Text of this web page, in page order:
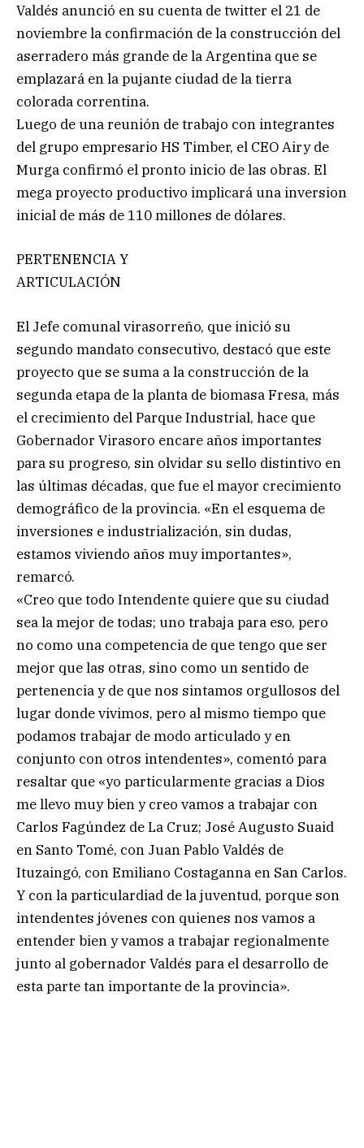
Valdés anunció en su cuenta de twitter el 21 de
noviembre la confirmación de la construcción del
aserradero más grande de la Argentina que se
emplazará en la pujante ciudad de la tierra
colorada correntina.
Luego de una reunión de trabajo con integrantes
del grupo empresario HS Timber, el CEO Airy de
Murga confirmó el pronto inicio de las obras. El
mega proyecto productivo implicará una inversion
inicial de más de 110 millones de dólares.
PERTENENCIA Y
ARTICULACIÓN
El Jefe comunal virasorreño, que inició su
segundo mandato consecutivo, destacó que este
proyecto que se suma a la construcción de la
segunda etapa de la planta de biomasa Fresa, más
el crecimiento del Parque Industrial, hace que
Gobernador Virasoro encare años importantes
para su progreso, sin olvidar su sello distintivo en
las últimas décadas, que fue el mayor crecimiento
demográfico de la provincia. «En el esquema de
inversiones e industrialización, sin dudas,
estamos viviendo años muy importantes»,
remarcó.
«Creo que todo Intendente quiere que su ciudad
sea la mejor de todas; uno trabaja para eso, pero
no como una competencia de que tengo que ser
mejor que las otras, sino como un sentido de
pertenencia y de que nos sintamos orgullosos del
lugar donde vivimos, pero al mismo tiempo que
podamos trabajar de modo articulado y en
conjunto con otros intendentes», comentó para
resaltar que «yo particularmente gracias a Dios
me llevo muy bien y creo vamos a trabajar con
Carlos Fagúndez de La Cruz; José Augusto Suaid
en Santo Tomé, con Juan Pablo Valdés de
Ituzaingó, con Emiliano Costaganna en San Carlos.
Y con la particulardiad de la juventud, porque son
intendentes jóvenes con quienes nos vamos a
entender bien y vamos a trabajar regionalmente
junto al gobernador Valdés para el desarrollo de
esta parte tan importante de la provincia».